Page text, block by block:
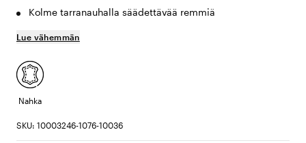
Kolme tarranauhalla säädettävää remmiä
Lue vähemmän
Nahka
SKU: 10003246-1076-10036